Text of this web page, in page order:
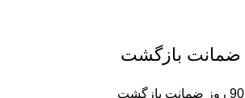
ضمانت بازگشت
90 روز ضمانت بازگشت